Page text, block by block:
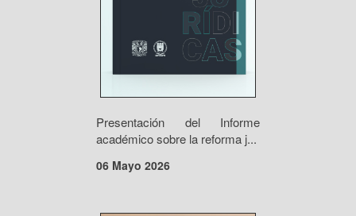
Presentación del Informe
académico sobre la reforma j...
06 Mayo 2026